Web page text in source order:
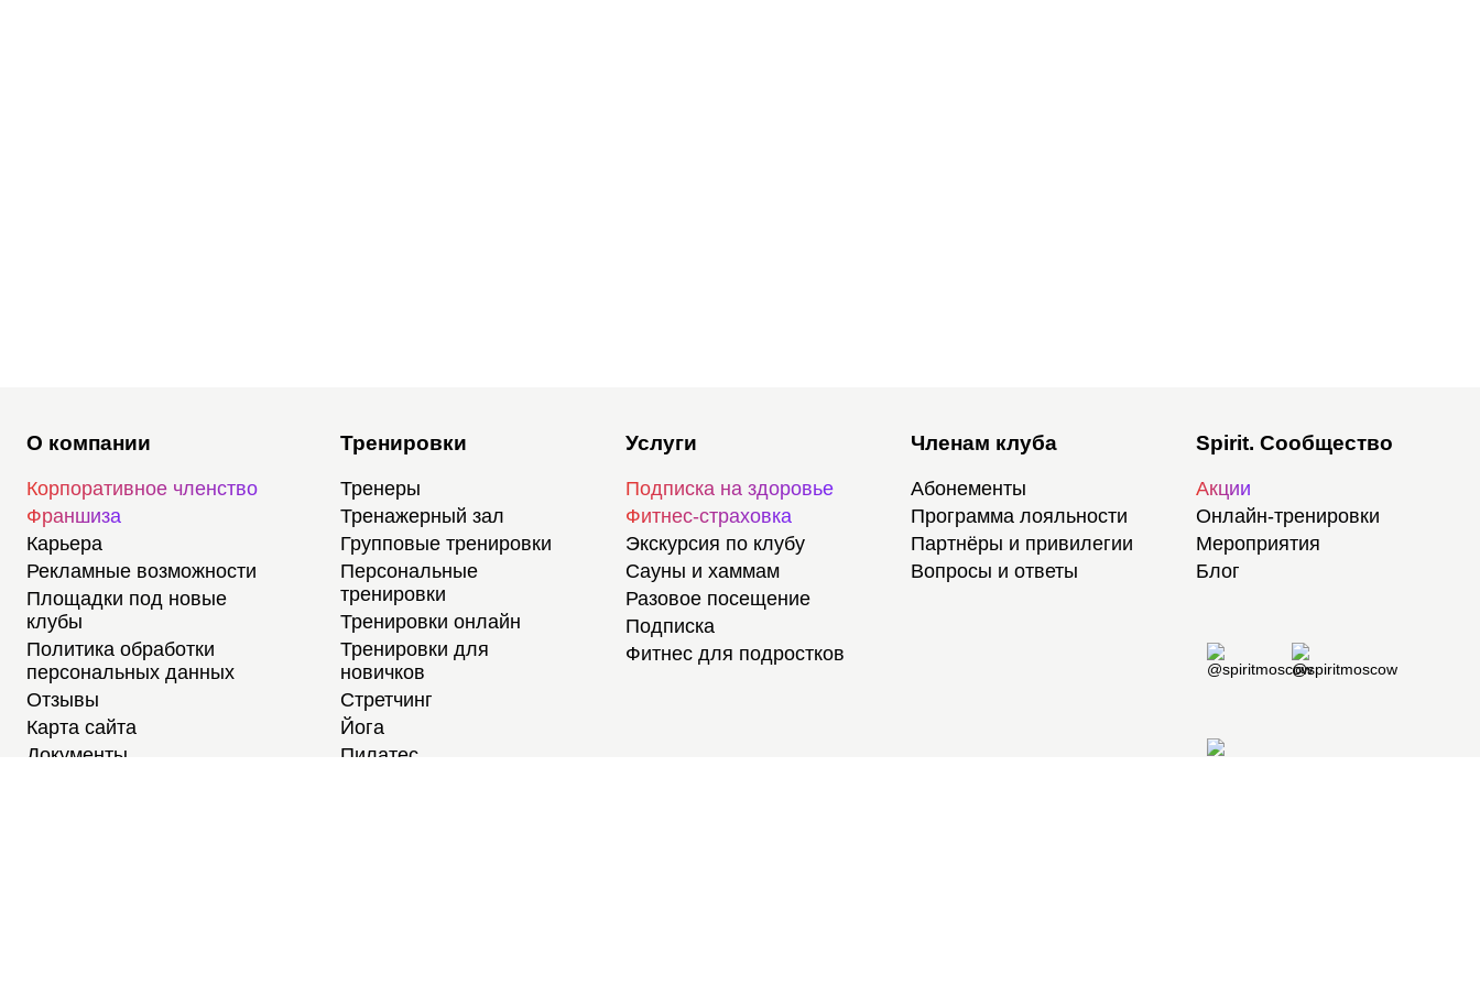
О компании
Корпоративное членство
Франшиза
Карьера
Рекламные возможности
Площадки под новые
клубы
Политика обработки
персональных данных
Отзывы
Карта сайта
Документы
Тренировки
Тренеры
Тренажерный зал
Групповые тренировки
Персональные
тренировки
Тренировки онлайн
Тренировки для
новичков
Стретчинг
Йога
Пилатес
Услуги
Подписка на здоровье
Фитнес-страховка
Экскурсия по клубу
Сауны и хаммам
Разовое посещение
Подписка
Фитнес для подростков
Членам клуба
Абонементы
Программа лояльности
Партнёры и привилегии
Вопросы и ответы
Spirit. Сообщество
Акции
Онлайн-тренировки
Мероприятия
Блог